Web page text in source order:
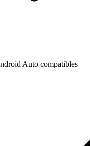
Auto compatibles